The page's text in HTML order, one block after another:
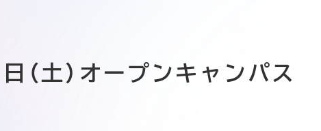
（土）オープンキャンパス